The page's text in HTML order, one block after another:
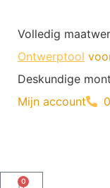
Volledig
Ontwerptool
Deskundige
Mijn account
0